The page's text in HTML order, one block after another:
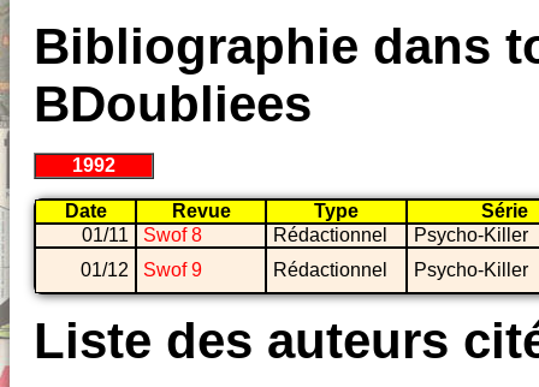
Bibliographie dans
BDoubliees
1992
Date Revue Type
Série
01/11
Swof 8 Rédactionnel
Psycho-Killer
01/12
Swof 9 Rédactionnel Psycho-Killer
Liste des auteurs